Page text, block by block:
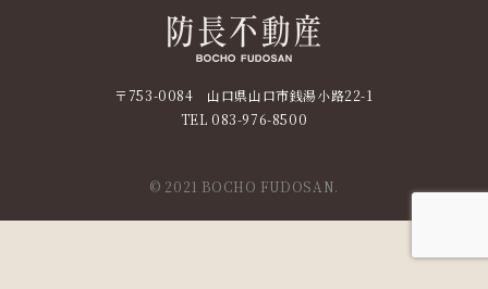
〒753-0084 山口県山口市銭湯小路22-1
TEL 083-976-8500
© 2021 BOCHO FUDOSAN.